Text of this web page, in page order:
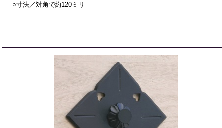
○寸法／対角で約120ミリ